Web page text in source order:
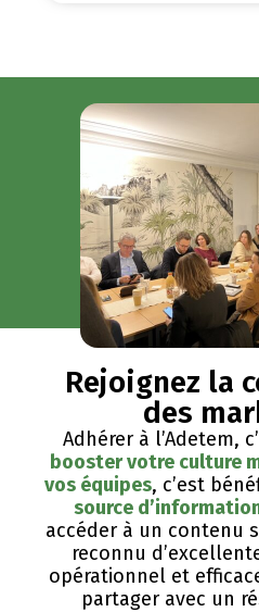
Rejoignez la
des
Adhérer à l’Adetem,
booster votre culture
vos équipes, c’est
source
accéder à un contenu
reconnu
opérationnel et
partager avec un